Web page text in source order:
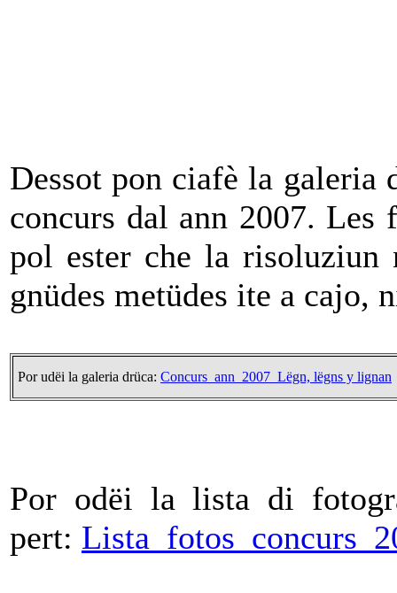
Dessot pon ciafè la galeria
concurs dal ann 2007. Les
pol ester che la risoluziun
gnüdes metüdes ite a cajo,
Por udëi la galeria drüca: Concurs_ann_2007_Lëgn, lëgns y lignan
Por odëi la lista di
pert: